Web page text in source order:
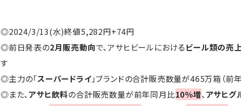
◎2024/3/13(水)終値5,282円+74円
◎前日発表の2月販売動向で、アサヒビールにおけるビール類の売
す
◎主力の「スーパードライ 」ブランドの合計販売数量が465万箱（前
◎また、 アサヒ飲料の合計販売数量が前年同月比10％増、 アサヒグ